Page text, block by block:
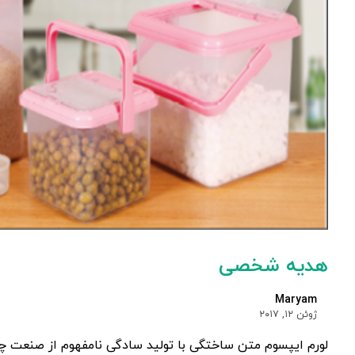
هدیه شخصی
Maryam
ژوئن ۱۲, ۲۰۱۷
لورم ایپسوم متن ساختگی با تولید سادگی نامفهوم از صنعت